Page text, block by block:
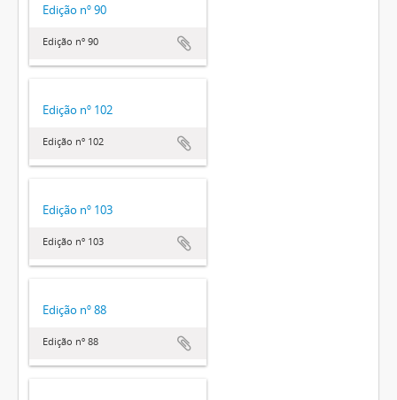
Edição nº 90
Edição nº 90
Edição nº 102
Edição nº 102
Edição nº 103
Edição nº 103
Edição nº 88
Edição nº 88